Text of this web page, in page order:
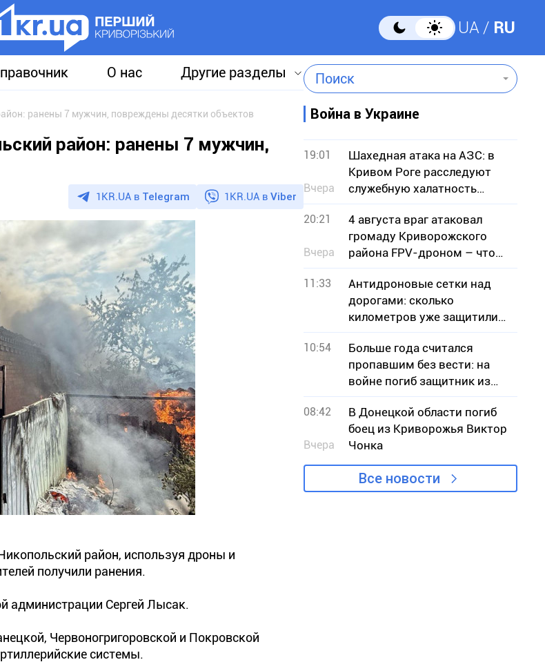
UA RU
О нас Другие разделы Поиск
ранены 7 мужчин, повреждены десятки объектов
район: ранены 7 мужчин,
1KR.UA в Telegram 1KR.UA в Viber
район, используя дроны и
получили ранения.
администрации Сергей Лысак.
Червоногригоровской и Покровской
системы.
Война в Украине
19:01
Вчера
Шахедная атака на АЗС: в
Кривом Роге расследуют
служебную халатность
после гибели людей
20:21
Вчера
4 августа враг атаковал
громаду Криворожского
района FPV-дроном – что
известно
11:33
Антидроновые сетки над
дорогами: сколько
километров уже защитили
на Днепропетровщине
10:54
Больше года считался
пропавшим без вести: на
войне погиб защитник из
Криворожья Илья Сердюк
08:42
Вчера
В Донецкой области погиб
боец из Криворожья Виктор
Чонка
Все новости